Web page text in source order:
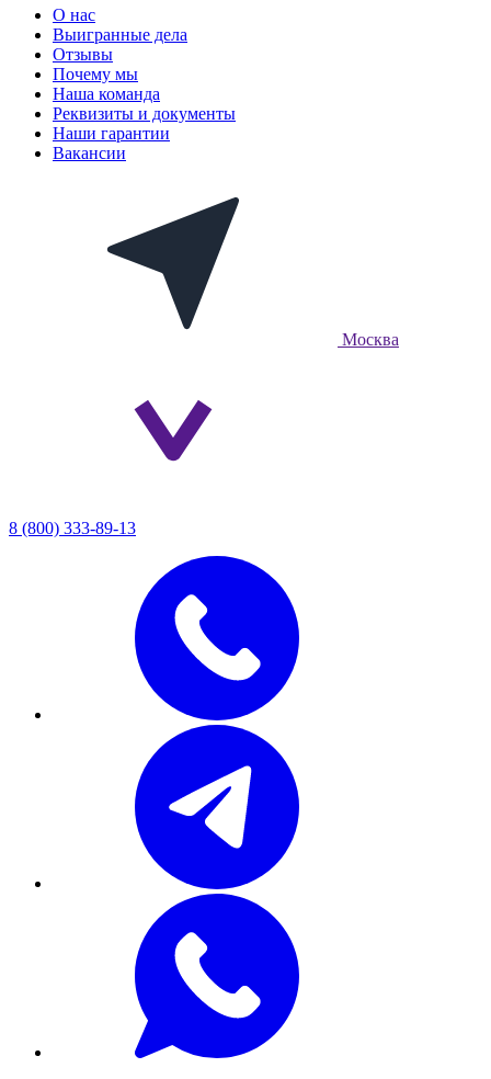
О нас
Выигранные дела
Отзывы
Почему мы
Наша команда
Реквизиты и документы
Наши гарантии
Вакансии
Москва
8 (800) 333-89-13